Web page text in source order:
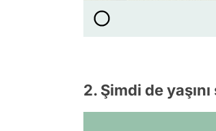
2. Şimdi de yaşını